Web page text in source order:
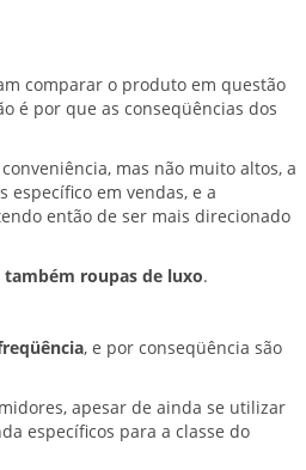
comparar o produto em questão
é por que as conseqüências dos
mas não muito altos, a
em vendas, e a
então de ser mais direcionado
roupas de luxo.
, e por conseqüência são
apesar de ainda se utilizar
específicos para a classe do